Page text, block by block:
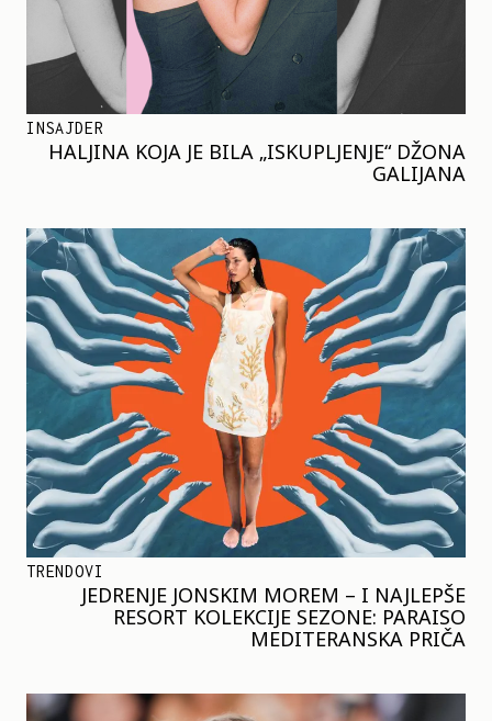
INSAJDER
HALJINA KOJA JE BILA „ISKUPLJENJE“ DŽONA
GALIJANA
TRENDOVI
JEDRENJE JONSKIM MOREM – I NAJLEPŠE
RESORT KOLEKCIJE SEZONE: PARAISO
MEDITERANSKA PRIČA